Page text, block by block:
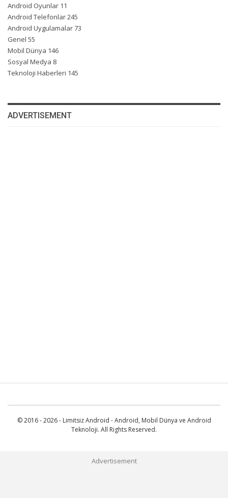
Android Oyunlar 11
Android Telefonlar245
Android Uygulamalar73
Genel 55
Mobil Dünya 146
Sosyal Medya 8
Teknoloji Haberleri 145
ADVERTISEMENT
© 2016 - 2026 - Limitsiz Android - Android, Mobil Dünya ve Android
Teknoloji. All Rights Reserved.
Advertisement